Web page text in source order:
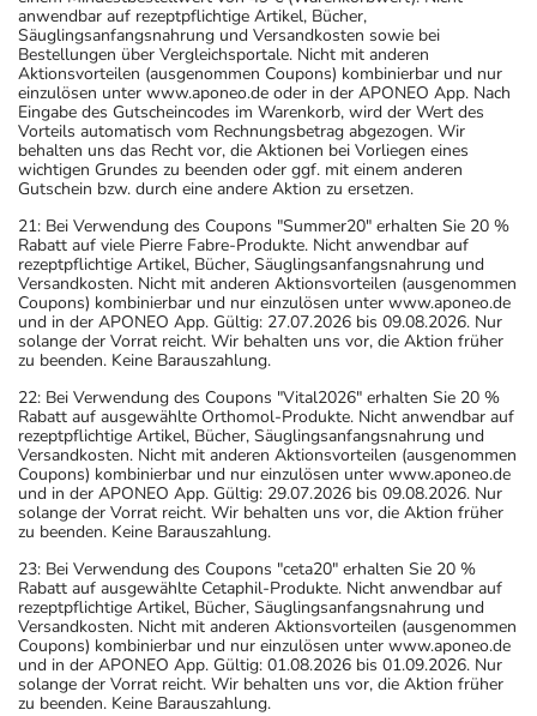
anwendbar auf rezeptpflichtige Artikel, Bücher,
Säuglingsanfangsnahrung und Versandkosten sowie bei
Bestellungen über Vergleichsportale. Nicht mit anderen
Aktionsvorteilen (ausgenommen Coupons) kombinierbar und nur
einzulösen unter www.aponeo.de oder in der APONEO App. Nach
Eingabe des Gutscheincodes im Warenkorb, wird der Wert des
Vorteils automatisch vom Rechnungsbetrag abgezogen. Wir
behalten uns das Recht vor, die Aktionen bei Vorliegen eines
wichtigen Grundes zu beenden oder ggf. mit einem anderen
Gutschein bzw. durch eine andere Aktion zu ersetzen.
21: Bei Verwendung des Coupons "Summer20" erhalten Sie 20 %
Rabatt auf viele Pierre Fabre-Produkte. Nicht anwendbar auf
rezeptpflichtige Artikel, Bücher, Säuglingsanfangsnahrung und
Versandkosten. Nicht mit anderen Aktionsvorteilen (ausgenommen
Coupons) kombinierbar und nur einzulösen unter www.aponeo.de
und in der APONEO App. Gültig: 27.07.2026 bis 09.08.2026. Nur
solange der Vorrat reicht. Wir behalten uns vor, die Aktion früher
zu beenden. Keine Barauszahlung.
22: Bei Verwendung des Coupons "Vital2026" erhalten Sie 20 %
Rabatt auf ausgewählte Orthomol-Produkte. Nicht anwendbar auf
rezeptpflichtige Artikel, Bücher, Säuglingsanfangsnahrung und
Versandkosten. Nicht mit anderen Aktionsvorteilen (ausgenommen
Coupons) kombinierbar und nur einzulösen unter www.aponeo.de
und in der APONEO App. Gültig: 29.07.2026 bis 09.08.2026. Nur
solange der Vorrat reicht. Wir behalten uns vor, die Aktion früher
zu beenden. Keine Barauszahlung.
23: Bei Verwendung des Coupons "ceta20" erhalten Sie 20 %
Rabatt auf ausgewählte Cetaphil-Produkte. Nicht anwendbar auf
rezeptpflichtige Artikel, Bücher, Säuglingsanfangsnahrung und
Versandkosten. Nicht mit anderen Aktionsvorteilen (ausgenommen
Coupons) kombinierbar und nur einzulösen unter www.aponeo.de
und in der APONEO App. Gültig: 01.08.2026 bis 01.09.2026. Nur
solange der Vorrat reicht. Wir behalten uns vor, die Aktion früher
zu beenden. Keine Barauszahlung.